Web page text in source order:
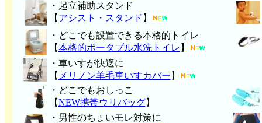
・起立補助スタンド
【 アシスト・スタンド 】
・どこでも設置できる本格的トイレ
【本格的ポータブル水洗トイレ 】
・車いすが快適に
【 メリノン羊毛車いすカバー 】
・どこでもおしっこ
【NEW携帯ウリバッグ】
・男性のちょいモレ対策に